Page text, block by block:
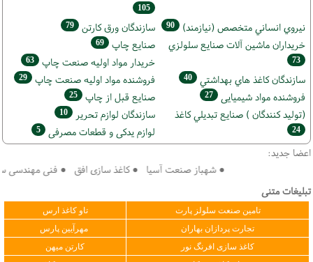
105
نيروي انساني متخصص (نیازمند) 90 سازندگان ورق كارتن 79
خریداران ماشين آلات صنايع سلولزي
73
صنايع چاپ 69
خريدار مواد اوليه صنعت چاپ 63
سازندگان كاغذ هاي بهداشتي 40 فروشنده مواد اوليه صنعت چاپ 29
فروشنده مواد شیمیایی 27 صنايع قبل از چاپ 25
(تولید كنندگان ) صنايع تبديلي كاغذ
24
سازندگان لوازم تحریر 10
لوازم یدکی و قطعات مصرفی 5
اعضا جدید:
● شهباز صنعت آسیا ● کاغذ سازی افق ● فنی مهندسی
تبلیغات متنی
تامین صنعت سلولز پارت
تاو کاغذ ارس
تجارت پردازان بهاران
مهرآیین پارس
کاغذ سازی افرنگ نور
کارتن میهن